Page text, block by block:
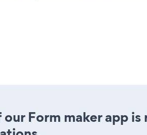
Form maker app